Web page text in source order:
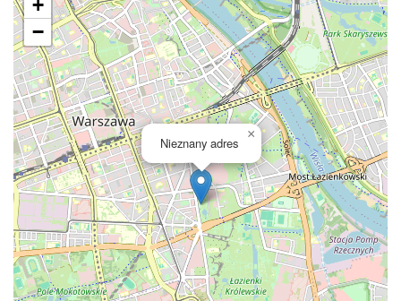
Nieznany adres
×
+
−